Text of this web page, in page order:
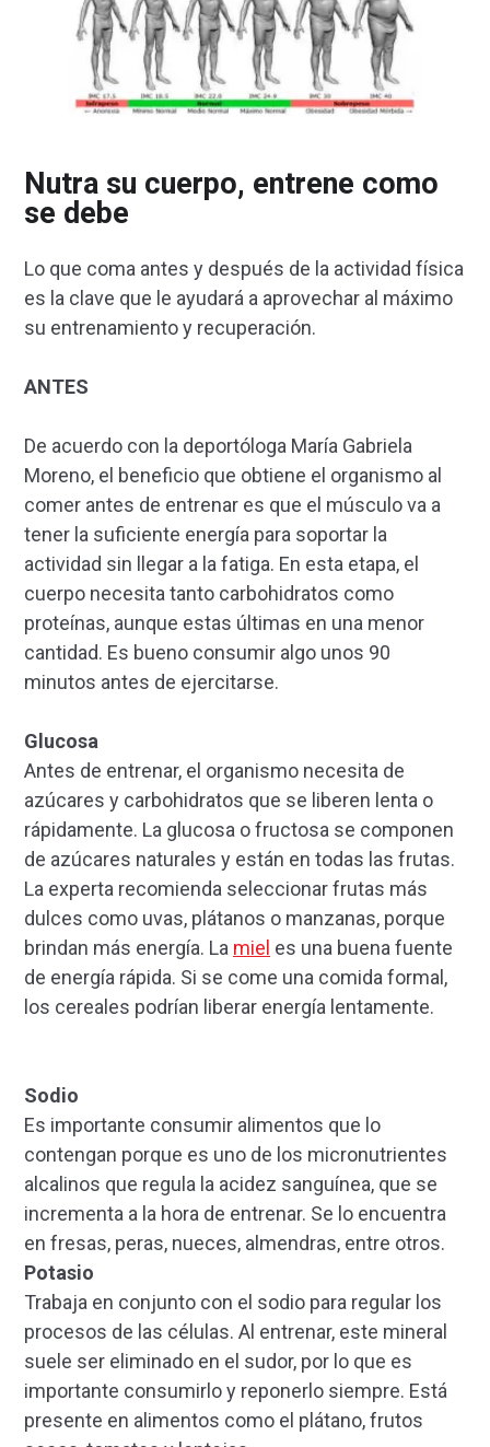
Nutra su cuerpo, entrene como
se debe
Lo que coma antes y después de la actividad física
es la clave que le ayudará a aprovechar al máximo
su entrenamiento y recuperación.
ANTES
De acuerdo con la deportóloga María Gabriela
Moreno, el beneficio que obtiene el organismo al
comer antes de entrenar es que el músculo va a
tener la suficiente energía para soportar la
actividad sin llegar a la fatiga. En esta etapa, el
cuerpo necesita tanto carbohidratos como
proteínas, aunque estas últimas en una menor
cantidad. Es bueno consumir algo unos 90
minutos antes de ejercitarse.
Glucosa
Antes de entrenar, el organismo necesita de
azúcares y carbohidratos que se liberen lenta o
rápidamente. La glucosa o fructosa se componen
de azúcares naturales y están en todas las frutas.
La experta recomienda seleccionar frutas más
dulces como uvas, plátanos o manzanas, porque
brindan más energía. La miel es una buena fuente
de energía rápida. Si se come una comida formal,
los cereales podrían liberar energía lentamente.
Sodio
Es importante consumir alimentos que lo
contengan porque es uno de los micronutrientes
alcalinos que regula la acidez sanguínea, que se
incrementa a la hora de entrenar. Se lo encuentra
en fresas, peras, nueces, almendras, entre otros.
Potasio
Trabaja en conjunto con el sodio para regular los
procesos de las células. Al entrenar, este mineral
suele ser eliminado en el sudor, por lo que es
importante consumirlo y reponerlo siempre. Está
presente en alimentos como el plátano, frutos